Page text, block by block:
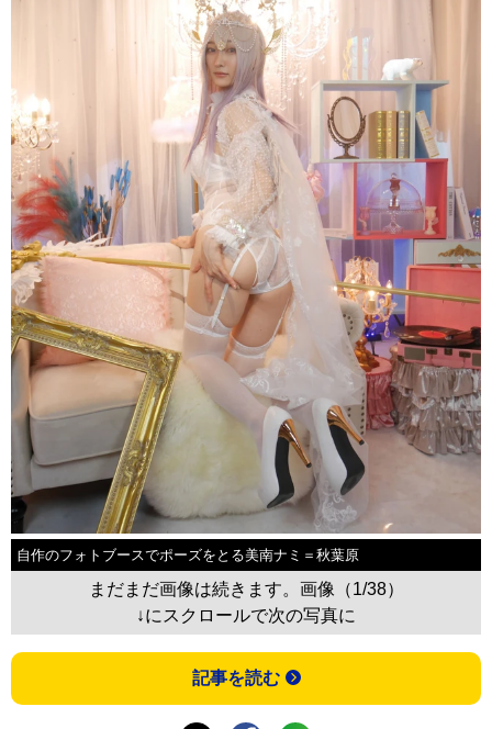
自作のフォトブースでポーズをとる美南ナミ＝秋葉原
まだまだ画像は続きます。画像（1/38）
↓にスクロールで次の写真に
記事を読む